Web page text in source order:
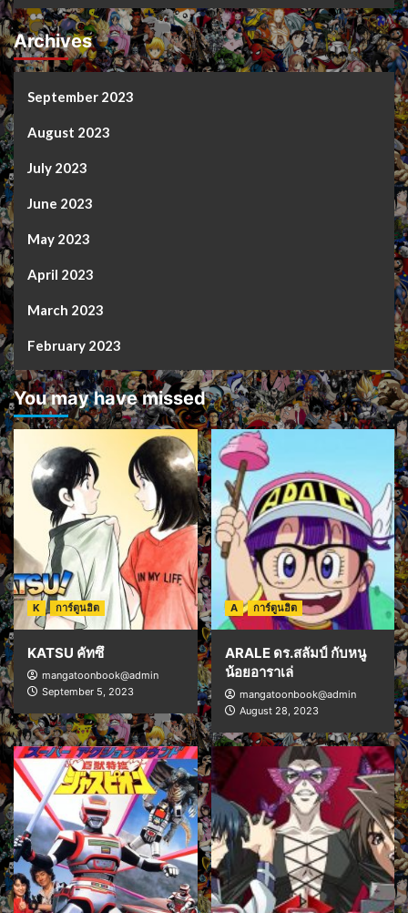
Archives
September 2023
August 2023
July 2023
June 2023
May 2023
April 2023
March 2023
February 2023
You may have missed
K การ์ตูนฮิต
KATSU คัทซึ
mangatoonbook@admin
September 5, 2023
A การ์ตูนฮิต
ARALE ดร.สลัมป์ กับหนู
น้อยอาราเล่
mangatoonbook@admin
August 28, 2023